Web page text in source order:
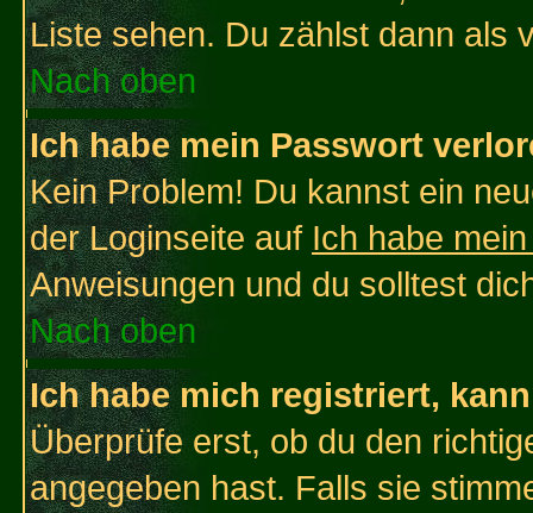
Liste sehen. Du zählst dann als
Nach oben
Ich habe mein Passwort
Kein Problem! Du kannst ein
der Loginseite auf Ich habe
Anweisungen und du solltest
Nach oben
Ich habe mich registriert,
Überprüfe erst, ob du den
angegeben hast. Falls sie